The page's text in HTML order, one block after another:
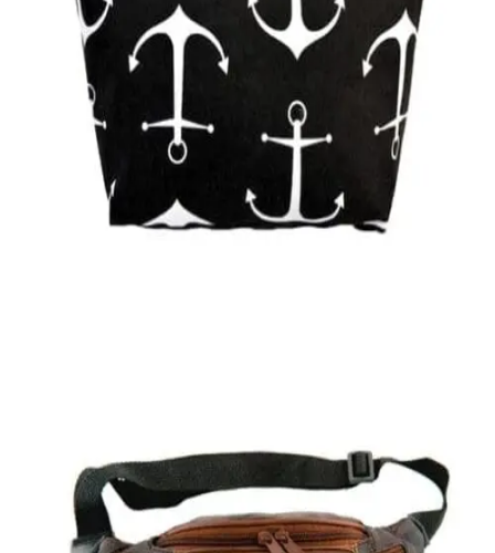
Quick View
Εξαντλημένο
ΤΣΑΝΤΕΣ ΘΑΛΑΣΣΗΣ
Τσάντα θαλάσσης Anchors
12,40